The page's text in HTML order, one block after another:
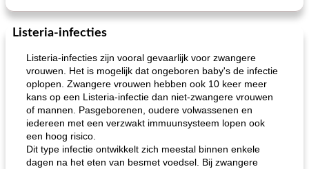
Listeria-infecties
Listeria-infecties zijn vooral gevaarlijk voor zwangere
vrouwen. Het is mogelijk dat ongeboren baby's de infectie
oplopen. Zwangere vrouwen hebben ook 10 keer meer
kans op een Listeria-infectie dan niet-zwangere vrouwen
of mannen. Pasgeborenen, oudere volwassenen en
iedereen met een verzwakt immuunsysteem lopen ook
een hoog risico.
Dit type infectie ontwikkelt zich meestal binnen enkele
dagen na het eten van besmet voedsel. Bij zwangere